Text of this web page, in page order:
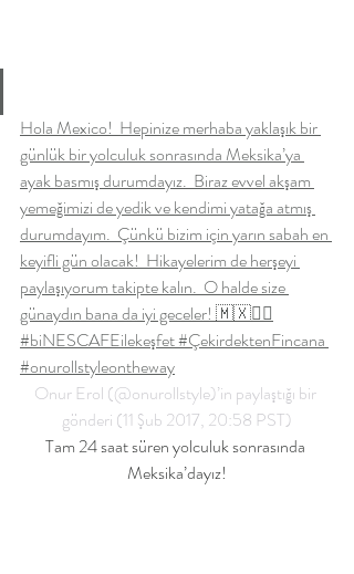
Hola Mexico!  Hepinize merhaba yaklaşık bir
günlük bir yolculuk sonrasında Meksika’ya
ayak basmış durumdayız.  Biraz evvel akşam
yemeğimizi de yedik ve kendimi yatağa atmış
durumdayım.  Çünkü bizim için yarın sabah en
keyifli gün olacak!  Hikayelerim de herşeyi
paylaşıyorum takipte kalın.  O halde size
günaydın bana da iyi geceler! 🇲🇽✌🏼
#biNESCAFEilekeşfet #ÇekirdektenFincana
#onurollstyleontheway
Onur Erol (@onurollstyle)’in paylaştığı bir
gönderi (11 Şub 2017, 20:58 PST)
Tam 24 saat süren yolculuk sonrasında
Meksika’dayız!